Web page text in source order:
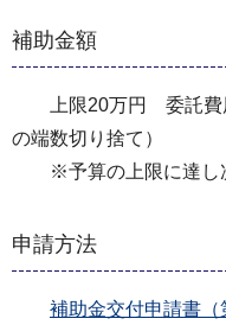
補助金額
上限20万円 委託費
の端数切り捨て）
※予算の上限に達し次
申請方法
補助金交付申請書（